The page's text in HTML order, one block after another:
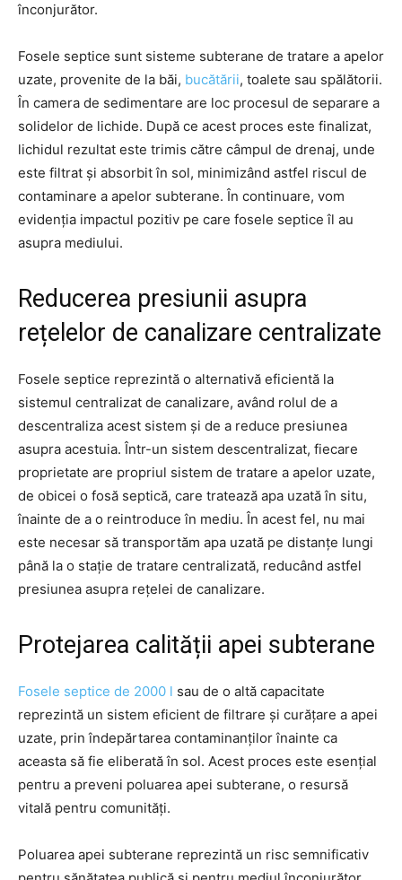
înconjurător.
Fosele septice sunt sisteme subterane de tratare a apelor
uzate, provenite de la băi, bucătării, toalete sau spălătorii.
În camera de sedimentare are loc procesul de separare a
solidelor de lichide. După ce acest proces este finalizat,
lichidul rezultat este trimis către câmpul de drenaj, unde
este filtrat și absorbit în sol, minimizând astfel riscul de
contaminare a apelor subterane. În continuare, vom
evidenția impactul pozitiv pe care fosele septice îl au
asupra mediului.
Reducerea presiunii asupra
rețelelor de canalizare centralizate
Fosele septice reprezintă o alternativă eficientă la
sistemul centralizat de canalizare, având rolul de a
descentraliza acest sistem și de a reduce presiunea
asupra acestuia. Într-un sistem descentralizat, fiecare
proprietate are propriul sistem de tratare a apelor uzate,
de obicei o fosă septică, care tratează apa uzată în situ,
înainte de a o reintroduce în mediu. În acest fel, nu mai
este necesar să transportăm apa uzată pe distanțe lungi
până la o stație de tratare centralizată, reducând astfel
presiunea asupra rețelei de canalizare.
Protejarea calității apei subterane
Fosele septice de 2000 l sau de o altă capacitate
reprezintă un sistem eficient de filtrare și curățare a apei
uzate, prin îndepărtarea contaminanților înainte ca
aceasta să fie eliberată în sol. Acest proces este esențial
pentru a preveni poluarea apei subterane, o resursă
vitală pentru comunități.
Poluarea apei subterane reprezintă un risc semnificativ